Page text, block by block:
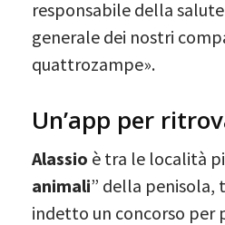
responsabile della
generale dei nostri
quattrozampe».
Un’app per
Alassio è tra le località
animali” della penisola,
indetto un concorso per